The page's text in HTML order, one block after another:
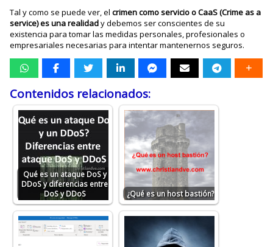
Tal y como se puede ver, elcrimen como servicio o CaaS (Crime as a
service) es una realidady debemos ser conscientes de su
existencia para tomar las medidas personales, profesionales o
empresariales necesarias para intentar mantenernos seguros.
Contenidos relacionados:
Qué es un ataque DoS y
DDoS y diferencias entre
DoS y DDoS
¿Qué es un host bastión?